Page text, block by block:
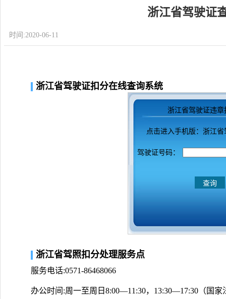
浙江省驾驶证
时间:2020-06-11
浙江省驾驶证扣分在线查询系统
浙江省驾驶证违章
点击进入手机版：浙江
驾驶证号码：
浙江省驾照扣分处理服务点
服务电话:0571-86468066
办公时间:周一至周日8:00—11:30，13:30—17:30（国家